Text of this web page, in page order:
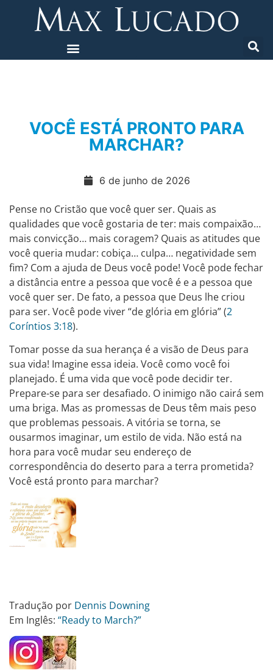
VOCÊ ESTÁ PRONTO PARA
MARCHAR?
6 de junho de 2026
Pense no Cristão que você quer ser. Quais as
qualidades que você gostaria de ter: mais compaixão…
mais convicção… mais coragem? Quais as atitudes que
você queria mudar: cobiça… culpa… negatividade sem
fim? Com a ajuda de Deus você pode! Você pode fechar
a distância entre a pessoa que você é e a pessoa que
você quer ser. De fato, a pessoa que Deus lhe criou
para ser. Você pode viver “de glória em glória” (2
Coríntios 3:18).
Tomar posse da sua herança é a visão de Deus para
sua vida! Imagine essa ideia. Você como você foi
planejado. É uma vida que você pode decidir ter.
Prepare-se para ser desafiado. O inimigo não cairá sem
uma briga. Mas as promessas de Deus têm mais peso
que problemas pessoais. A vitória se torna, se
ousarmos imaginar, um estilo de vida. Não está na
hora para você mudar seu endereço de
correspondência do deserto para a terra prometida?
Você está pronto para marchar?
Tradução por Dennis Downing
Em Inglês: “Ready to March?”